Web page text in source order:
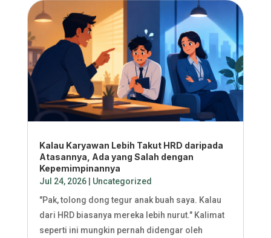
Kalau Karyawan Lebih Takut HRD daripada
Atasannya, Ada yang Salah dengan
Kepemimpinannya
Jul 24, 2026| Uncategorized
"Pak, tolong dong tegur anak buah saya. Kalau
dari HRD biasanya mereka lebih nurut." Kalimat
seperti ini mungkin pernah didengar oleh